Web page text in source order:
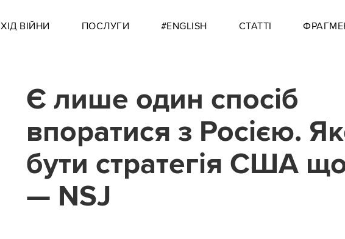
ХІД ВІЙНИ ПОСЛУГИ #ENGLISH СТАТТІ
Є лише один спосіб
впоратися з Росією.
бути стратегія США
— NSJ